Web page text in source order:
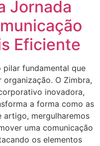
Jornada
Eficiente
pilar fundamental que
O Zimbra,
inovadora,
a forma como as
artigo, mergulharemos
uma comunicação
os elementos